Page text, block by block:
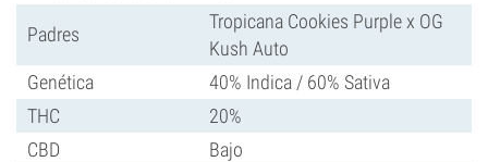
Padres
Tropicana Cookies Purple x OG
Kush Auto
Genética
40% Indica / 60% Sativa
THC
20%
CBD
Bajo